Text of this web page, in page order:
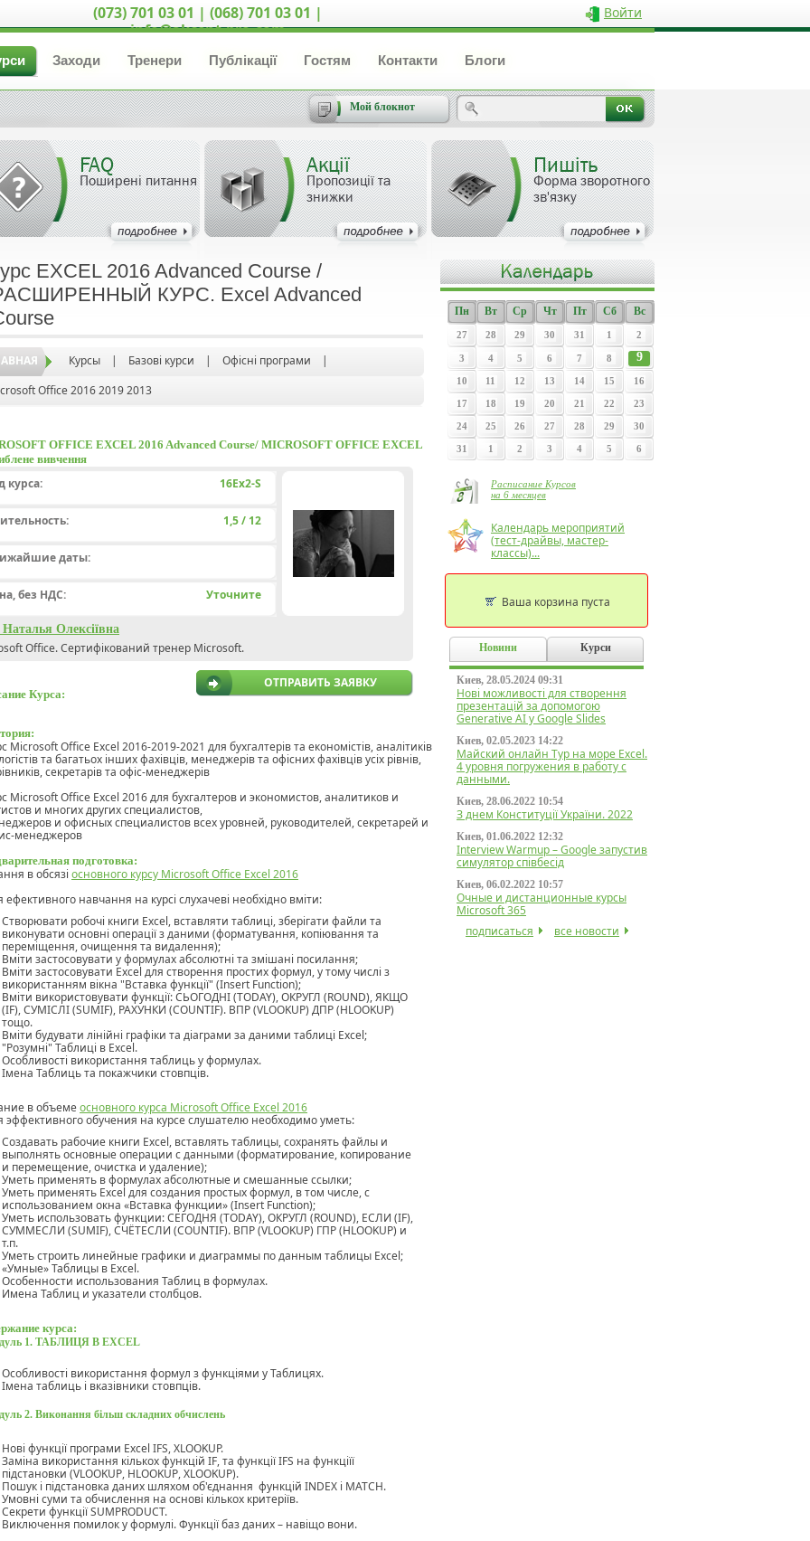
(073) 701 03 01 | (068) 701 03 01 |
info@akcent-pro.com
Войти
Заходи Тренери Публікації Гостям Контакти Блоги
Мой блокнот
FAQ
Поширені питання
Акції
Пропозиції та
знижки
Пишіть
Форма зворотного
зв'язку
EXCEL 2016 Advanced Сourse /
КУРС. Excel Advanced
Курсы | Базові курси | Офісні програми
|
Office 2016 2019 2013
OFFICE EXCEL 2016 Advanced Сourse/ MICROSOFT OFFICE EXCEL
вивчення
курса: 16Ex2-S
1,5 / 12
даты:
без НДС: Уточните
Наталья Олексіївна
Office. Сертифікований тренер Microsoft.
ОТПРАВИТЬ ЗАЯВКУ
Курса:
Microsoft Office Excel 2016-2019-2021 для бухгалтерів та економістів, аналітиків
та багатьох інших фахівців, менеджерів та офісних фахівців усіх рівнів,
секретарів та офіс-менеджерів
Microsoft Office Excel 2016 для бухгалтеров и экономистов, аналитиков и
и многих других специалистов,
и офисных специалистов всех уровней, руководителей, секретарей и
менеджеров
подготовка:
в обсязі основного курсу Microsoft Office Excel 2016
ефективного навчання на курсі слухачеві необхідно вміти:
Створювати робочі книги Excel, вставляти таблиці, зберігати файли та
виконувати основні операції з даними (форматування, копіювання та
переміщення, очищення та видалення);
Вміти застосовувати у формулах абсолютні та змішані посилання;
Вміти застосовувати Excel для створення простих формул, у тому числі з
використанням вікна "Вставка функції" (Insert Function);
Вміти використовувати функції: СЬОГОДНІ (TODAY), ОКРУГЛ (ROUND), ЯКЩО
(IF), СУМІСЛІ (SUMIF), РАХУНКИ (COUNTIF). ВПР (VLOOKUP) ДПР (HLOOKUP)
тощо.
Вміти будувати лінійні графіки та діаграми за даними таблиці Excel;
"Розумні" Таблиці в Excel.
Особливості використання таблиць у формулах.
Імена Таблиць та покажчики стовпців.
в объемеосновного курса Microsoft Office Excel 2016
эффективного обучения на курсе слушателю необходимо уметь:
Создавать рабочие книги Excel, вставлять таблицы, сохранять файлы и
выполнять основные операции с данными (форматирование, копирование
и перемещение, очистка и удаление);
Уметь применять в формулах абсолютные и смешанные ссылки;
Уметь применять Excel для создания простых формул, в том числе, с
использованием окна «Вставка функции» (Insert Function);
Уметь использовать функции: СЕГОДНЯ (TODAY), ОКРУГЛ (ROUND), ЕСЛИ (IF),
СУММЕСЛИ (SUMIF), СЧЁТЕСЛИ (COUNTIF). ВПР (VLOOKUP) ГПР (HLOOKUP) и
т.п.
Уметь строить линейные графики и диаграммы по данным таблицы Excel;
«Умные» Таблицы в Excel.
Особенности использования Таблиц в формулах.
Имена Таблиц и указатели столбцов.
курса:
1. ТАБЛИЦЯ В EXCEL
Особливості використання формул з функціями у Таблицях.
Імена таблиць і вказівники стовпців.
2. Виконання більш складних обчислень
Нові функції програми Excel IFS, ХLOOKUP.
Заміна використання кількох функцій IF, та функціїIFS на функціїї
підстановки (VLOOKUP, HLOOKUP,XLOOKUP).
Пошук і підстановка даних шляхом об'єднання функцій INDEX і MATCH.
Умовні суми та обчислення на основі кількох критеріїв.
Секрети функції SUMPRODUCT.
Виключення помилок у формулі. Функції баз даних – навіщо вони.
Пн Вт Ср Чт Пт Сб Вс
27 28 29 30 31 1 2
3 4 5 6 7 8 9
10 11 12 13 14 15 16
17 18 19 20 21 22 23
24 25 26 27 28 29 30
31 1 2 3 4 5 6
Расписание Курсов
на 6 месяцев
Календарь мероприятий
(тест-драйвы, мастер-
классы)...
Ваша корзина пуста
Новини Курси
Киев, 28.05.2024 09:31
Нові можливості для створення
презентацій за допомогою
Generative AI у Google Slides
Киев, 02.05.2023 14:22
Майский онлайн Тур на море Excel.
4 уровня погружения в работу с
данными.
Киев, 28.06.2022 10:54
З днем Конституції України. 2022
Киев, 01.06.2022 12:32
Interview Warmup – Google запустив
симулятор співбесід
Киев, 06.02.2022 10:57
Очные и дистанционные курсы
Microsoft 365
подписаться
все новости